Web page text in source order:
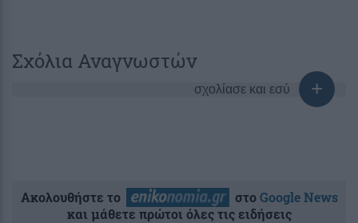
Σχόλια Αναγνωστών
σχολίασε και εσύ
Ακολουθήστε το στοGoogle News
και μάθετε πρώτοι όλες τις ειδήσεις